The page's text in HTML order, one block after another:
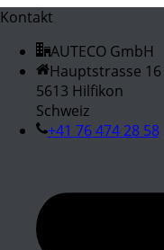
Kontakt
AUTECO GmbH
Hauptstrasse 16
5613 Hilfikon
Schweiz
+41 76 474 28 58